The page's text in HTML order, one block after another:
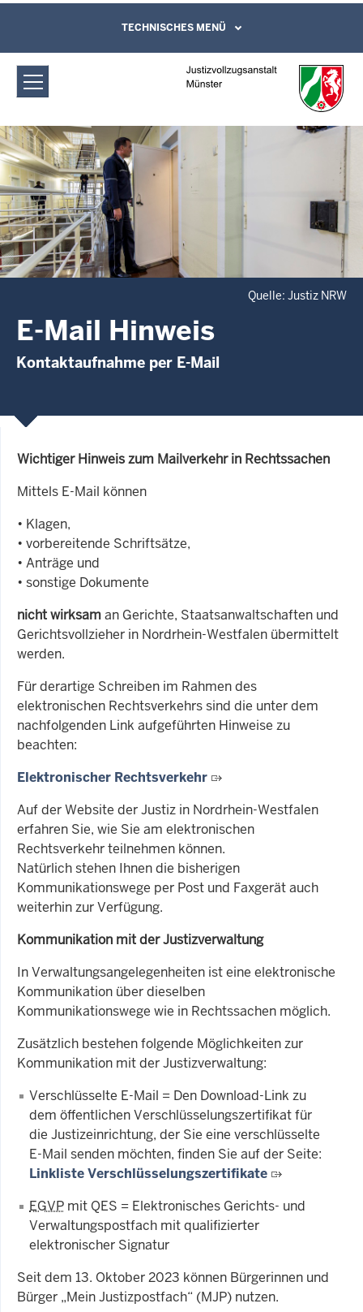
Justizvollzugsanstalt Münster: E-Mail
Hinweis
Direkt zum Inhalt
Leichte Sprache, Gebärdensprachenvideo
und Kontaktformular
TECHNISCHES MENÜ
Quelle: Justiz NRW
E-Mail Hinweis
Kontaktaufnahme per E-Mail
Wichtiger Hinweis zum Mailverkehr in Rechtssachen
Mittels E-Mail können
• Klagen,
• vorbereitende Schriftsätze,
• Anträge und
• sonstige Dokumente
nicht wirksaman Gerichte, Staatsanwaltschaften und
Gerichtsvollzieher in Nordrhein-Westfalen übermittelt
werden.
Für derartige Schreiben im Rahmen des
elektronischen Rechtsverkehrs sind die unter dem
nachfolgenden Link aufgeführten Hinweise zu
beachten:
Elektronischer Rechtsverkehr
Auf der Website der Justiz in Nordrhein-Westfalen
erfahren Sie, wie Sie am elektronischen
Rechtsverkehr teilnehmen können.
Natürlich stehen Ihnen die bisherigen
Kommunikationswege per Post und Faxgerät auch
weiterhin zur Verfügung.
Kommunikation mit der Justizverwaltung
In Verwaltungsangelegenheiten ist eine elektronische
Kommunikation über dieselben
Kommunikationswege wie in Rechtssachen möglich.
Zusätzlich bestehen folgende Möglichkeiten zur
Kommunikation mit der Justizverwaltung:
Verschlüsselte E-Mail = Den Download-Link zu
dem öffentlichen Verschlüsselungszertifikat für
die Justizeinrichtung, der Sie eine verschlüsselte
E-Mail senden möchten, finden Sie auf der Seite:
Linkliste Verschlüsselungszertifikate
EGVP mit QES = Elektronisches Gerichts- und
Verwaltungspostfach mit qualifizierter
elektronischer Signatur
Seit dem 13. Oktober 2023 können Bürgerinnen und
Bürger „Mein Justizpostfach“ (MJP) nutzen.